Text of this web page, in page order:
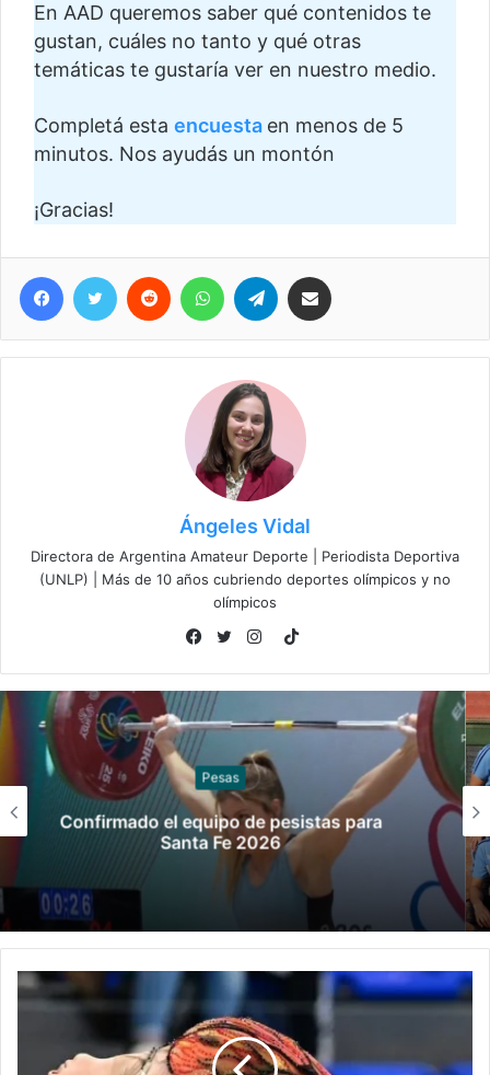
En AAD queremos saber qué contenidos te
gustan, cuáles no tanto y qué otras
temáticas te gustaría ver en nuestro medio.
Completá esta encuesta en menos de 5
minutos. Nos ayudás un montón
¡Gracias!
Facebook
Twitter Reddit WhatsAppTelegram
Ángeles Vidal
Directora de Argentina Amateur Deporte | Periodista Deportiva
(UNLP) | Más de 10 años cubriendo deportes olímpicos y no
olímpicos
TikTok
Sóftbol
Los seleccionados de sóftbol tienen los
convocados para los Juegos
Suramericanos 2026